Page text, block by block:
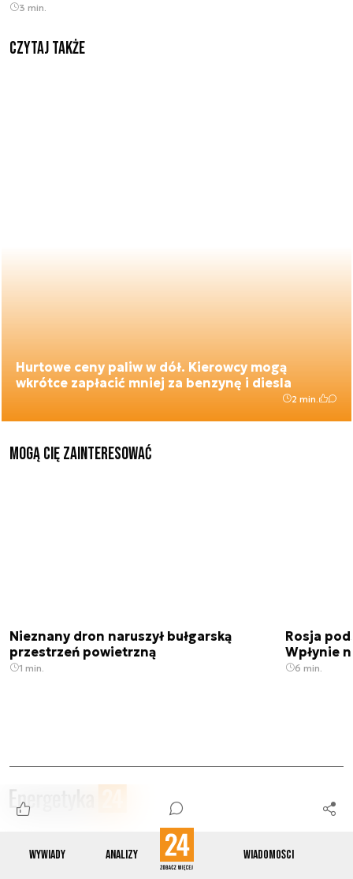
Wywiady Analizy Wiadomości
3 min.
Czytaj także
Hurtowe ceny paliw w dół. Kierowcy mogą
wkrótce zapłacić mniej za benzynę i diesla
2 min.
Mogą Cię zainteresować
Nieznany dron naruszył bułgarską
przestrzeń powietrzną
1 min.
Rosja
Wpłynie
6 min.